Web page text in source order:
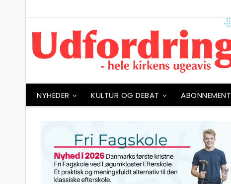
NYHEDER KULTUR OG DEBAT ABONNEMENT